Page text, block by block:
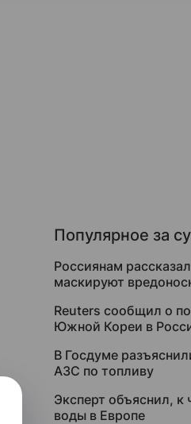
Популярное за
Россиянам
маскируют
Reuters сообщил о
Южной Кореи в
В Госдуме
АЗС по топливу
Эксперт объяснил, к
воды в Европе